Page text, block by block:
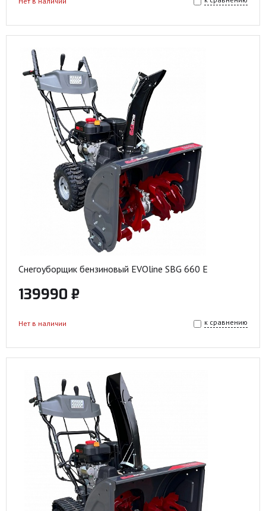
Снегоуборщик бензиновый EVOline SBG 660 E
139990 ₽
к сравнению
Нет в наличии